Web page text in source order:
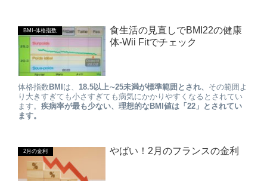
BMI-体格指数
食生活の見直しでBMI22の健康
体-Wii Fitでチェック
体格指数 BMI は、 18.5以上∼25未満が標準範囲とされ、 その範囲よ
り大きすぎても小さすぎても病気にかかりやすくなるとされてい
ます。 疾病率が最も少ない、理想的なBMI値は「22」とされてい
ます。
2月の金利 やばい！2月のフランスの金利